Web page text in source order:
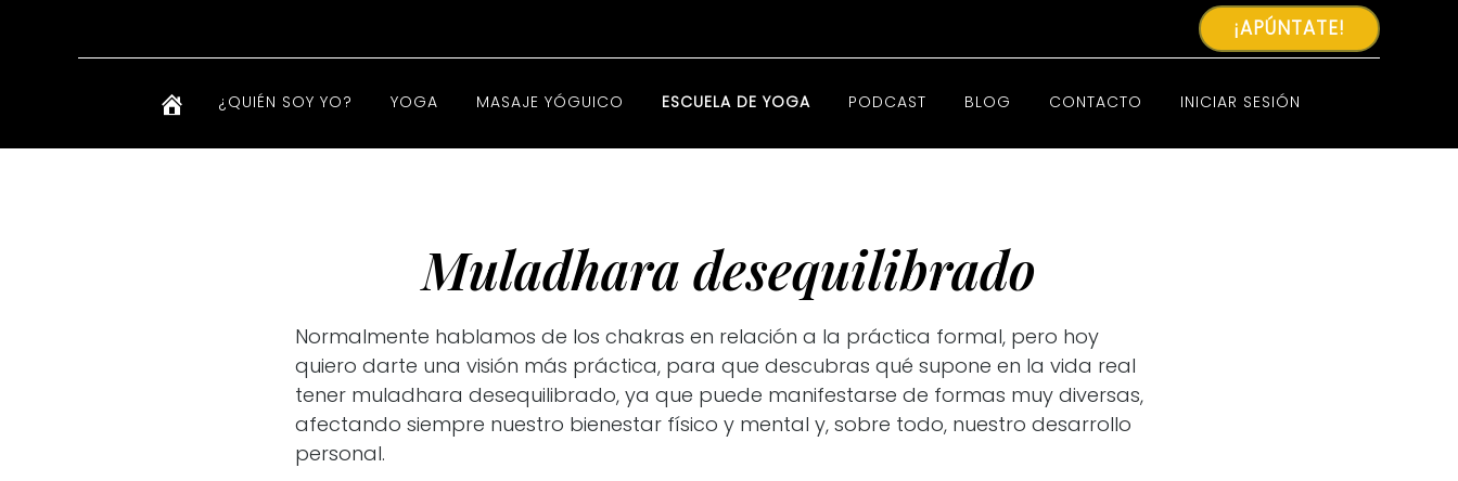
¡APÚNTATE!
¿QUIÉN SOY YO? YOGA MASAJE YÓGUICO ESCUELA DE YOGA PODCAST BLOG CONTACTO INICIAR SESIÓN
Muladhara desequilibrado
Normalmente hablamos de los chakras en relación a la práctica formal, pero hoy
quiero darte una visión más práctica, para que descubras qué supone en la vida real
tener muladhara desequilibrado, ya que puede manifestarse de formas muy diversas,
afectando siempre nuestro bienestar físico y mental y, sobre todo, nuestro desarrollo
personal.